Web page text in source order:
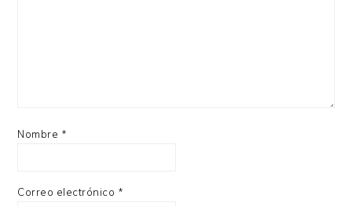
Nombre *
Correo electrónico *